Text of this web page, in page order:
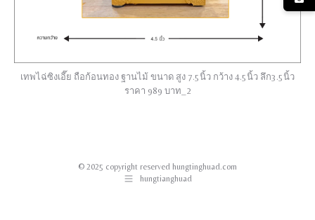
เทพไฉ่ซิงเอี๊ย ถือก้อนทอง ฐานไม้ ขนาด สูง 7.5นิ้ว กว้าง 4.5นิ้ว ลึก3.5นิ้ว
ราคา 989 บาท_2
© 2025 copyright reserved hungtinghuad.com
hungtianghuad